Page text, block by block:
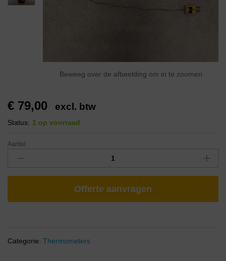
Beweeg over de afbeelding om in te zoomen
€ 79,00 excl. btw
Status: 1 op voorraad
Aantal:
Offerte aanvragen
Categorie: Thermometers